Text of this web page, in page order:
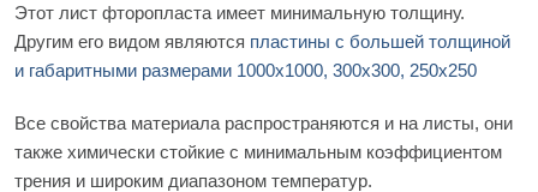
Этот лист фторопласта имеет минимальную толщину.
Другим его видом являются пластины с большей толщиной
и габаритными размерами 1000х1000, 300х300, 250х250
Все свойства материала распространяются и на листы, они
также химически стойкие с минимальным коэффициентом
трения и широким диапазоном температур.